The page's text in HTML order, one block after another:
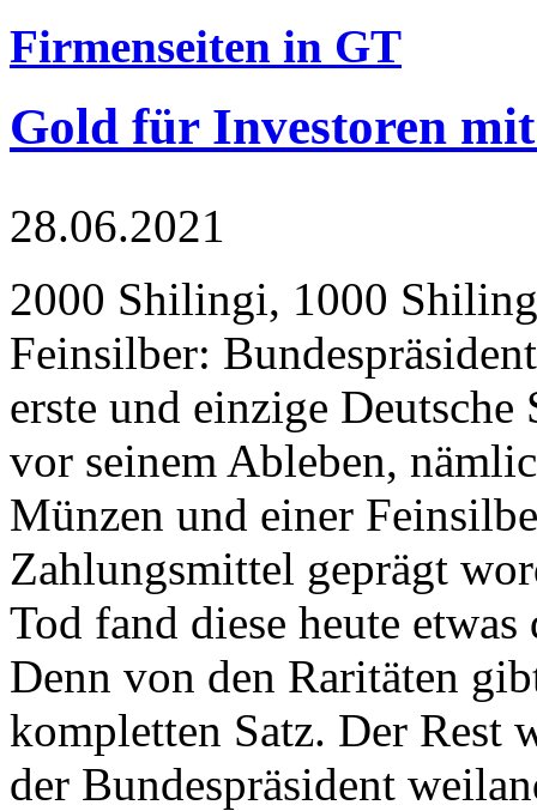
Firmenseiten in GT
Gold für Investoren
28.06.2021
2000 Shilingi, 1000
Feinsilber:
erste und einzige Deutsche
vor seinem Ableben,
Münzen und einer
Zahlungsmittel geprägt
Tod fand diese heute
Denn von den Raritäten
kompletten Satz. Der Rest
der Bundespräsident